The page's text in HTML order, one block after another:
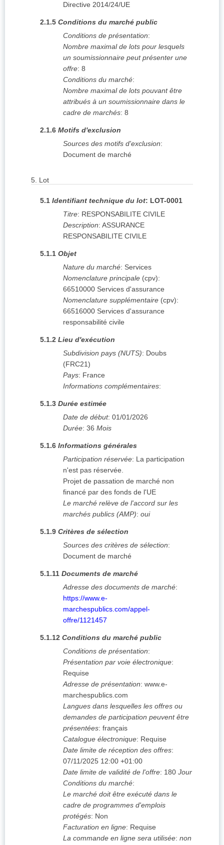
Directive 2014/24/UE
2.1.5 Conditions du marché public
Conditions de présentation:
Nombre maximal de lots pour lesquels
un soumissionnaire peut présenter une
offre: 8
Conditions du marché:
Nombre maximal de lots pouvant être
attribués à un soumissionnaire dans le
cadre de marchés: 8
2.1.6 Motifs d'exclusion
Sources des motifs d'exclusion:
Document de marché
5. Lot
5.1 Identifiant technique du lot: LOT-0001
Titre: RESPONSABILITE CIVILE
Description: ASSURANCE
RESPONSABILITE CIVILE
5.1.1 Objet
Nature du marché: Services
Nomenclature principale (cpv):
66510000 Services d'assurance
Nomenclature supplémentaire (cpv):
66516000 Services d'assurance
responsabilité civile
5.1.2 Lieu d'exécution
Subdivision pays (NUTS): Doubs
(FRC21)
Pays: France
Informations complémentaires:
5.1.3 Durée estimée
Date de début: 01/01/2026
Durée: 36 Mois
5.1.6 Informations générales
Participation réservée: La participation
n'est pas réservée.
Projet de passation de marché non
financé par des fonds de l'UE
Le marché relève de l'accord sur les
marchés publics (AMP): oui
5.1.9 Critères de sélection
Sources des critères de sélection:
Document de marché
5.1.11 Documents de marché
Adresse des documents de marché:
https://www.e-
marchespublics.com/appel-
offre/1121457
5.1.12 Conditions du marché public
Conditions de présentation:
Présentation par voie électronique:
Requise
Adresse de présentation: www.e-
marchespublics.com
Langues dans lesquelles les offres ou
demandes de participation peuvent être
présentées: français
Catalogue électronique: Requise
Date limite de réception des offres:
07/11/2025 12:00 +01:00
Date limite de validité de l'offre: 180 Jour
Conditions du marché:
Le marché doit être exécuté dans le
cadre de programmes d'emplois
protégés: Non
Facturation en ligne: Requise
La commande en ligne sera utilisée: non